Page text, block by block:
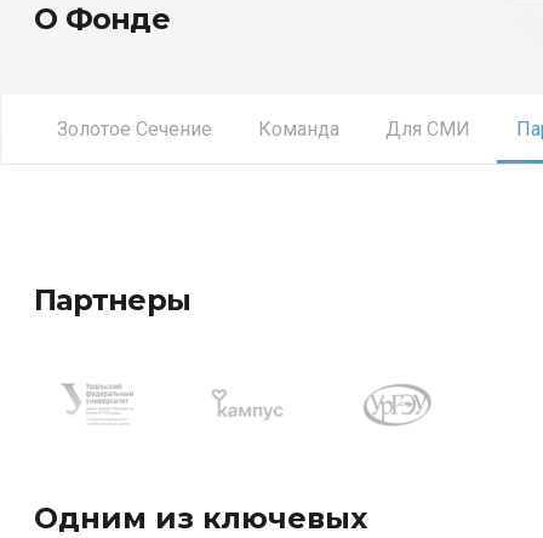
О Фонде
Золотое Сечение Команда Для СМИ
Партнеры
Одним из ключевых